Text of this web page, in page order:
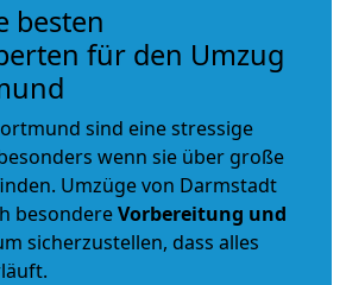
besten
für den Umzug
sind eine stressige
wenn sie über große
Umzüge von Darmstadt
besondereVorbereitung und
sicherzustellen, dass alles